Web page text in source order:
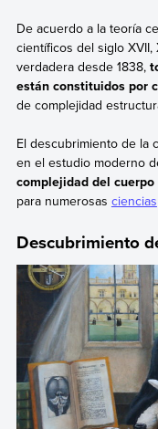
De acuerdo a la teoría
científicos del siglo XVII,
verdadera desde 1838,
están constituidos por
de complejidad
El descubrimiento de la
en el estudio moderno
complejidad del
para numerosas ciencias
Descubrimiento